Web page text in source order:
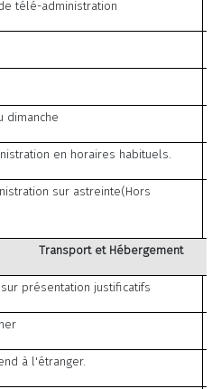
télé-administration
dimanche
en horaires habituels.
sur astreinte(Hors
Transport et Hébergement
présentation justificatifs
à l'étranger.